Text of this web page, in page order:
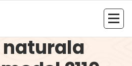
bej din
naturala